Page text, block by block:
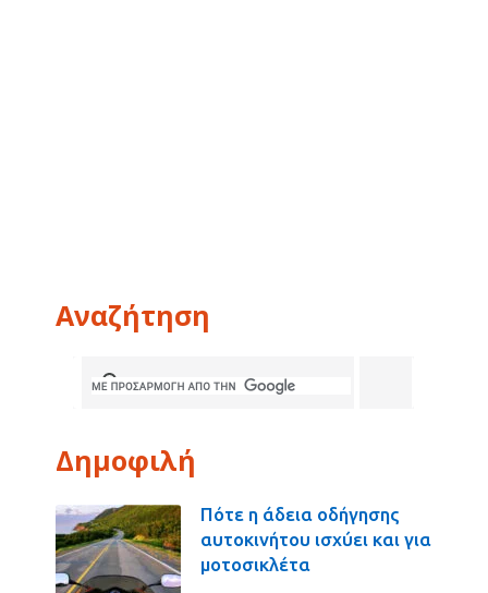
Αναζήτηση
Δημοφιλή
Πότε η άδεια οδήγησης
αυτοκινήτου ισχύει και για
μοτοσικλέτα